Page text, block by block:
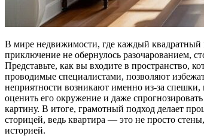
В мире недвижимости, где каждый
приключение не обернулось разочарованием,
Представьте, как вы входите в пространство,
проводимые специалистами, позволяют
неприятности возникают именно из-за спешки,
оценить его окружение и даже
картину. В итоге, грамотный подход делает
сторицей, ведь квартира — это не просто
историей.